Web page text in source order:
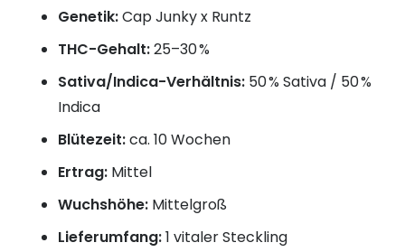
Genetik:Cap Junky x Runtz
THC-Gehalt:25–30 %
Sativa/Indica-Verhältnis: 50 % Sativa / 50 %
Indica
Blütezeit:ca. 10 Wochen
Ertrag: Mittel
Wuchshöhe: Mittelgroß
Lieferumfang:1 vitaler Steckling